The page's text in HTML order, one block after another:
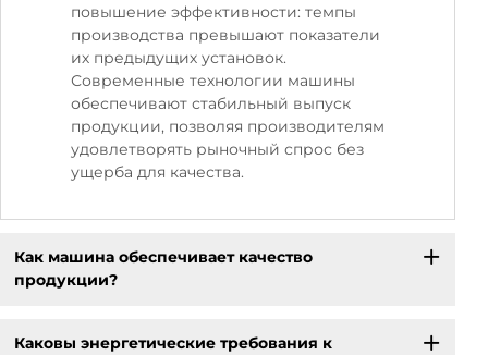
повышение эффективности: темпы
производства превышают показатели
их предыдущих установок.
Современные технологии машины
обеспечивают стабильный выпуск
продукции, позволяя производителям
удовлетворять рыночный спрос без
ущерба для качества.
Как машина обеспечивает качество
продукции?
Каковы энергетические требования к